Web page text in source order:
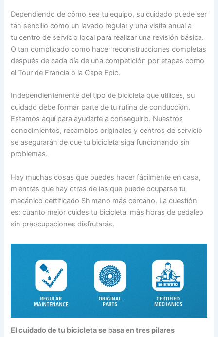
Dependiendo de cómo sea tu equipo, su cuidado puede ser
tan sencillo como un lavado regular y una visita anual a
tu centro de servicio local para realizar una revisión básica.
O tan complicado como hacer reconstrucciones completas
después de cada día de una competición por etapas como
el Tour de Francia o la Cape Epic.
Independientemente del tipo de bicicleta que utilices, su
cuidado debe formar parte de tu rutina de conducción.
Estamos aquí para ayudarte a conseguirlo. Nuestros
conocimientos, recambios originales y centros de servicio
se asegurarán de que tu bicicleta siga funcionando sin
problemas.
Hay muchas cosas que puedes hacer fácilmente en casa,
mientras que hay otras de las que puede ocuparse tu
mecánico certificado Shimano más cercano. La cuestión
es: cuanto mejor cuides tu bicicleta, más horas de pedaleo
sin preocupaciones disfrutarás.
El cuidado de tu bicicleta se basa en tres pilares